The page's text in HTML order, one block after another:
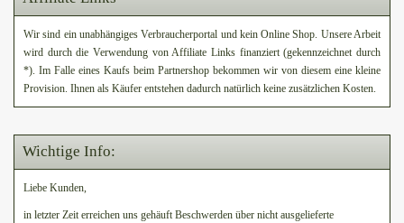
Wir sind ein unabhängiges Verbraucherportal und kein Online Shop. Unsere Arbeit
wird durch die Verwendung von Affiliate Links finanziert (gekennzeichnet durch
*). Im Falle eines Kaufs beim Partnershop bekommen wir von diesem eine kleine
Provision. Ihnen als Käufer entstehen dadurch natürlich keine zusätzlichen Kosten.
Wichtige Info:
Liebe Kunden,
in letzter Zeit erreichen uns gehäuft Beschwerden über nicht ausgelieferte